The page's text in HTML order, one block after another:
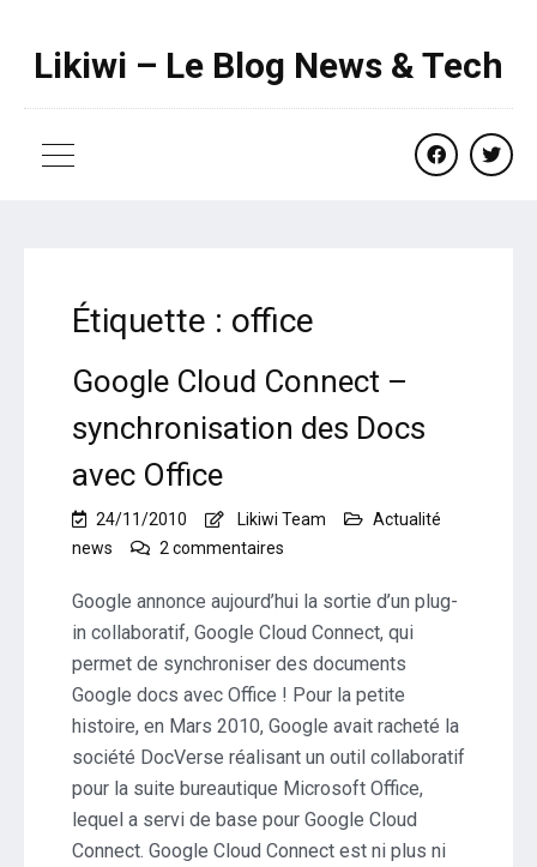
Likiwi – Le Blog News & Tech
facebook
Étiquette : office
Google Cloud Connect –
synchronisation des Docs
avec Office
24/11/2010 Likiwi Team
Actualité
news
2 commentaires
Cloud
–
synchronisation
des
Docs
Google annonce aujourd’hui la sortie d’un plug-
in collaboratif, Google Cloud Connect, qui
permet de synchroniser des documents
Google docs avec Office ! Pour la petite
histoire, en Mars 2010, Google avait racheté la
société DocVerse réalisant un outil collaboratif
pour la suite bureautique Microsoft Office,
lequel a servi de base pour Google Cloud
Connect. Google Cloud Connect est ni plus ni